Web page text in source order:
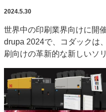
新製品 ＡＩ・デジタル
SDGs・地域
ポストプレス ビ
特集記事カテゴリー一覧
特集・デジタル印刷 アイデアで勝
2024.5.30
世界中の印刷業界向けに開
drupa 2024で、コダックは
刷向けの革新的な新しいソ